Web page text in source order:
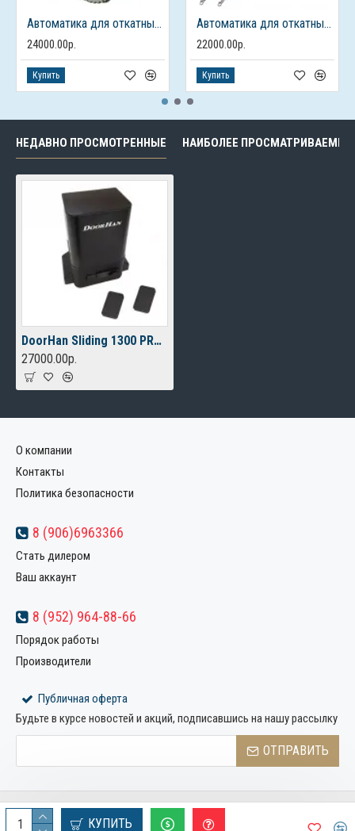
КУПИТЬ
Автоматика для откатных ворот FURNITEH PY 1000 AC
24000.00р.
Купить
Автоматика для откатных ворот FURNITEH PY 800 AC
22000.00р.
Купить
НЕДАВНО ПРОСМОТРЕННЫЕ НАИБОЛЕЕ ПРОСМАТРИВАЕМЫЕ
DoorHan Sliding 1300 PRO автоматика для откатных ворот
27000.00р.
О компании
Контакты
Политика безопасности
8 (906)6963366
Стать дилером
Ваш аккаунт
8 (952) 964-88-66
Порядок работы
Производители
Публичная оферта
Будьте в курсе новостей и акций, подписавшись на нашу рассылку
ОТПРАВИТЬ
Copyright © 2022, Компания «Металлстрой32», Все права